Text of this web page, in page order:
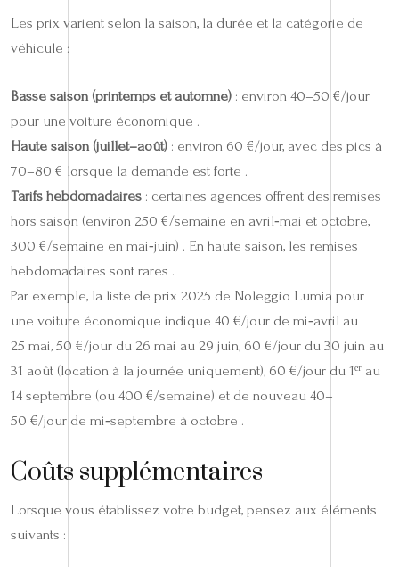
Les prix varient selon la saison, la durée et la catégorie de
véhicule :
Basse saison (printemps et automne) : environ 40–50 €/jour
pour une voiture économique .
Haute saison (juillet–août) : environ 60 €/jour, avec des pics à
70–80 € lorsque la demande est forte .
Tarifs hebdomadaires : certaines agences offrent des remises
hors saison (environ 250 €/semaine en avril‑mai et octobre,
300 €/semaine en mai‑juin) . En haute saison, les remises
hebdomadaires sont rares .
Par exemple, la liste de prix 2025 de Noleggio Lumia pour
une voiture économique indique 40 €/jour de mi‑avril au
25 mai, 50 €/jour du 26 mai au 29 juin, 60 €/jour du 30 juin au
31 août (location à la journée uniquement), 60 €/jour du 1ᵉʳ au
14 septembre (ou 400 €/semaine) et de nouveau 40–
50 €/jour de mi‑septembre à octobre .
Coûts supplémentaires
Lorsque vous établissez votre budget, pensez aux éléments
suivants :